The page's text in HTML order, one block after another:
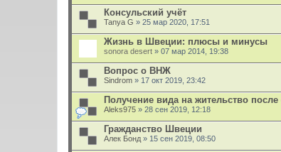
Консульский учёт
Tanya G » 25 мар 2020, 17:51
Жизнь в Швеции: плюсы и минусы
sonora desert » 07 мар 2014, 19:38
Вопрос о ВНЖ
Sindrom » 17 окт 2019, 23:42
Получение вида на жительство
Aleks975 » 28 сен 2019, 12:18
Гражданство Швеции
Алек Бонд » 15 сен 2019, 08:50